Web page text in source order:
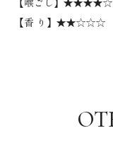
【香 り】★★☆☆☆